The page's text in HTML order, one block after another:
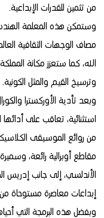
من تثمين للقدرات الإبداعية.
وستمكن هذه المعلمة
مصاف الوجهات الثقافية
الله، كما ستعزز مكانة
وترسيخ القيم والمثل الكونية.
وبعد تأدية الأوركسترا
استثنائية، تعاقب على
من روائع الموسيقى
مقاطع أوبرالية رائعة،
الأندلسي، إلى جانب إدريس
إبداعات معاصرة مستوحاة من
وبفضل هذه البرمجة التي